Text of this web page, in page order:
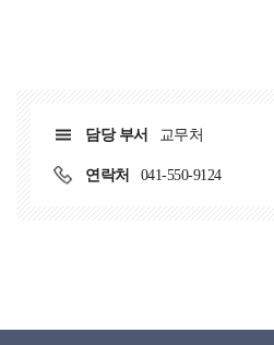
담당 부서 교무처
연락처 041-550-9124